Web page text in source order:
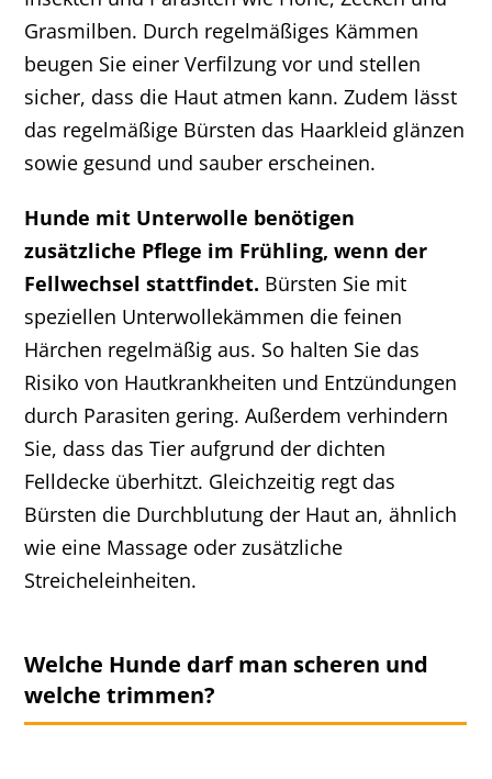
Grasmilben. Durch regelmäßiges Kämmen
beugen Sie einer Verfilzung vor und stellen
sicher, dass die Haut atmen kann. Zudem lässt
das regelmäßige Bürsten das Haarkleid glänzen
sowie gesund und sauber erscheinen.
Hunde mit Unterwolle benötigen
zusätzliche Pflege im Frühling, wenn der
Fellwechsel stattfindet. Bürsten Sie mit
speziellen Unterwollekämmen die feinen
Härchen regelmäßig aus. So halten Sie das
Risiko von Hautkrankheiten und Entzündungen
durch Parasiten gering. Außerdem verhindern
Sie, dass das Tier aufgrund der dichten
Felldecke überhitzt. Gleichzeitig regt das
Bürsten die Durchblutung der Haut an, ähnlich
wie eine Massage oder zusätzliche
Streicheleinheiten.
Welche Hunde darf man scheren und
welche trimmen?